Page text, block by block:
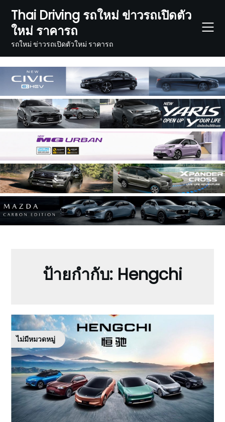
content
Thai Driving รถใหม่ ข่าวรถเปิดตัว
ใหม่ ราคารถ
รถใหม่ ข่าวรถเปิดตัวใหม่ ราคารถ
ป้ายกำกับ: Hengchi
ไม่มีหมวดหมู่